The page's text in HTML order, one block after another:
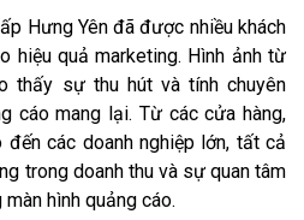
Hưng Yên đã được nhiều khách
hiệu quả marketing. Hình ảnh từ
thấy sự thu hút và tính chuyên
cáo mang lại. Từ các cửa hàng,
các doanh nghiệp lớn, tất cả
trong doanh thu và sự quan tâm
hình quảng cáo.